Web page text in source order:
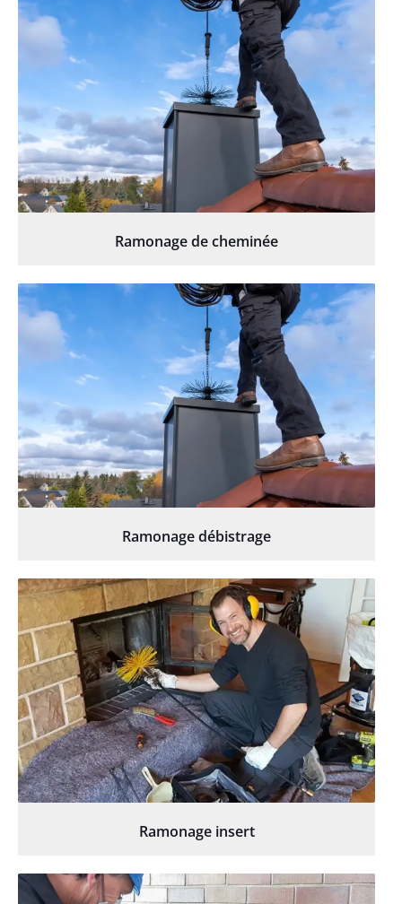
Ramonage de cheminée
Ramonage débistrage
Ramonage insert